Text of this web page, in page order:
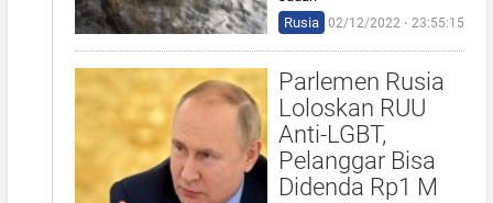
Rusia
02/12/2022 ⋅ 23:55:15
Parlemen Rusia
Loloskan RUU
Anti-LGBT,
Pelanggar Bisa
Didenda Rp1 M